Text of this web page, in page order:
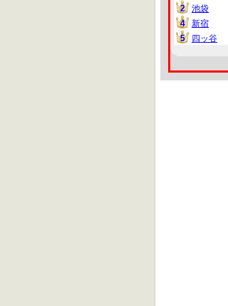
2
2
池袋
4
4
新宿
5
5 四ッ谷